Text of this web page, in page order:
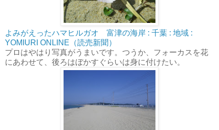
よみがえったハマヒルガオ 富津の海岸 : 千葉 : 地域 :
YOMIURI ONLINE（読売新聞）
プロはやはり写真がうまいです。つうか、フォーカスを花
にあわせて、後ろはぼかすぐらいは身に付けたい。